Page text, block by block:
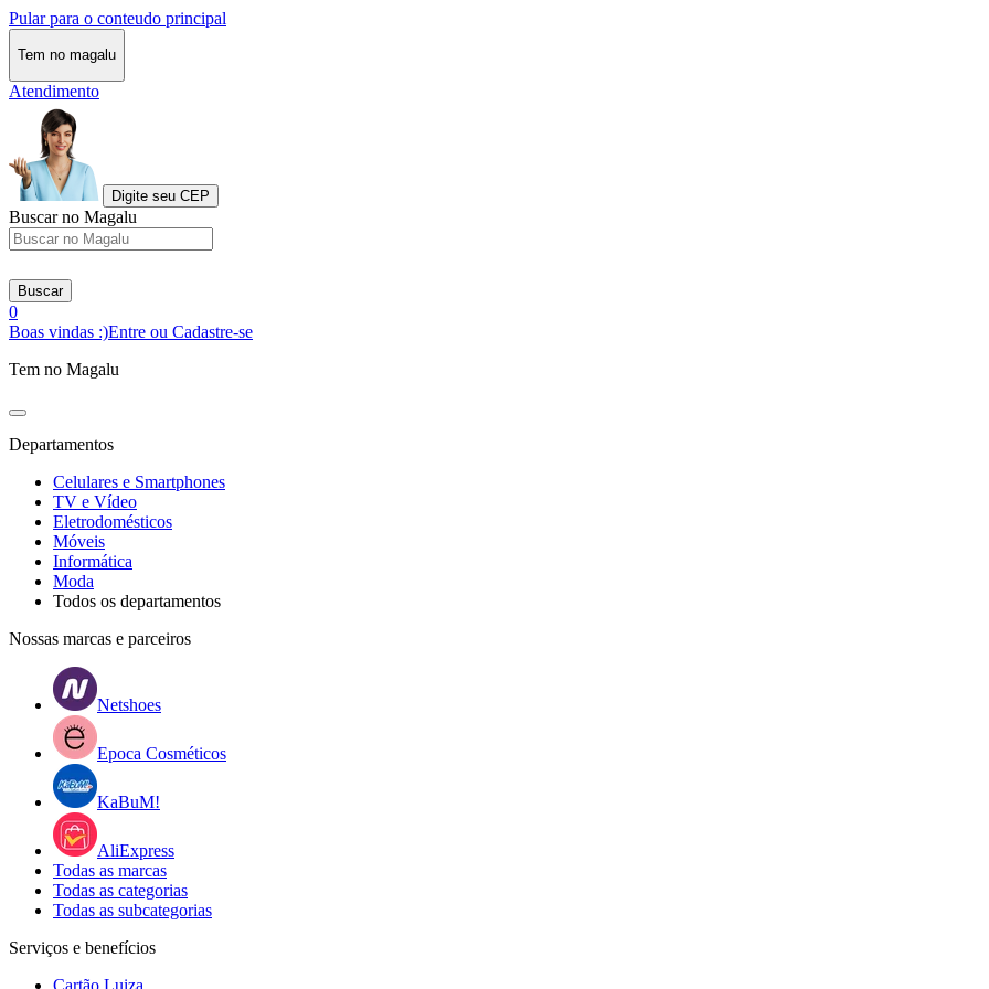
Pular para o conteudo principal
Tem no magalu
Atendimento
Digite seu CEP
Buscar no Magalu
Buscar
0
Boas vindas :)Entre ou Cadastre-se
Tem no Magalu
Departamentos
Celulares e Smartphones
TV e Vídeo
Eletrodomésticos
Móveis
Informática
Moda
Todos os departamentos
Nossas marcas e parceiros
Netshoes
Epoca Cosméticos
KaBuM!
AliExpress
Todas as marcas
Todas as categorias
Todas as subcategorias
Serviços e benefícios
Cartão Luiza